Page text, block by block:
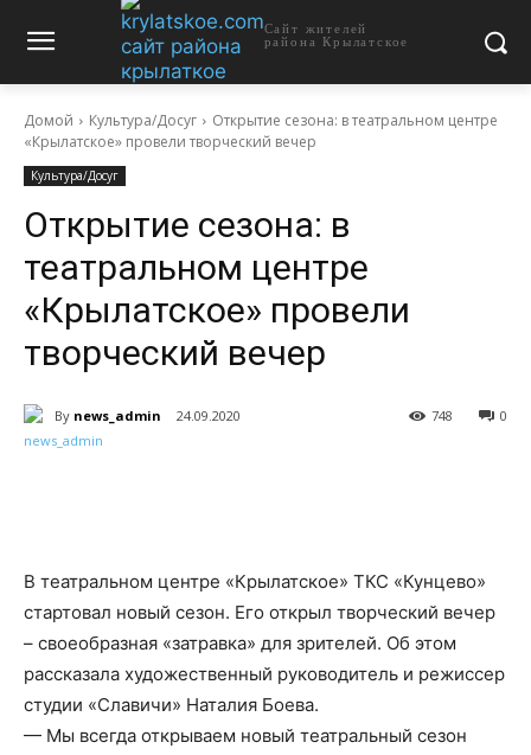
Сайт жителей
района Крылатское
Домой Культура/Досуг
Открытие сезона: в театральном центре
«Крылатское» провели творческий вечер
Культура/Досуг
Открытие сезона: в
театральном центре
«Крылатское» провели
творческий вечер
By news_admin 24.09.2020 0
748
В театральном центре «Крылатское» ТКС «Кунцево»
стартовал новый сезон. Его открыл творческий вечер
– своеобразная «затравка» для зрителей. Об этом
рассказала художественный руководитель и режиссер
студии «Славичи» Наталия Боева.
— Мы всегда открываем новый театральный сезон